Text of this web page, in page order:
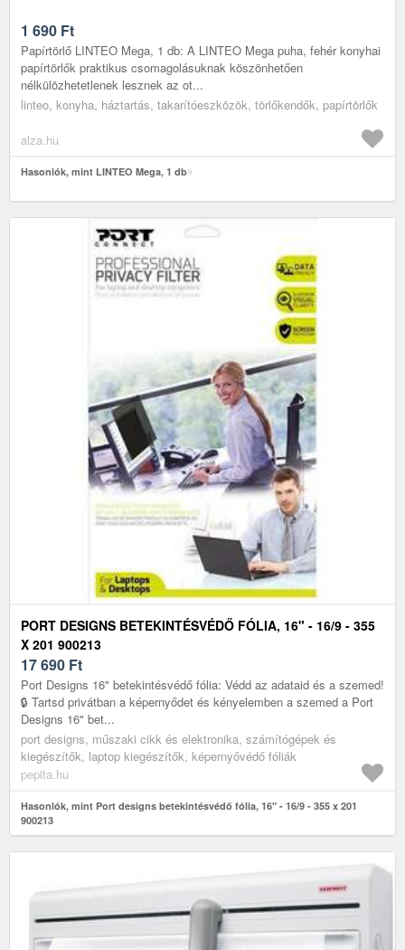
1 690 Ft
Papírtörlő LINTEO Mega, 1 db: A LINTEO Mega puha, fehér konyhai
papírtörlők praktikus csomagolásuknak köszönhetően
nélkülözhetetlenek lesznek az ot...
linteo, konyha, háztartás, takarítóeszközök, törlőkendők, papírtörlők
alza.hu
Hasonlók, mint LINTEO Mega, 1 db
PORT DESIGNS BETEKINTÉSVÉDŐ FÓLIA, 16" - 16/9 - 355
X 201 900213
17 690 Ft
Port Designs 16" betekintésvédő fólia: Védd az adataid és a szemed!
🔒 Tartsd privátban a képernyődet és kényelemben a szemed a Port
Designs 16" bet...
port designs, műszaki cikk és elektronika, számítógépek és
kiegészítők, laptop kiegészítők, képernyővédő fóliák
pepita.hu
Hasonlók, mint Port designs betekintésvédő fólia, 16" - 16/9 - 355 x 201
900213